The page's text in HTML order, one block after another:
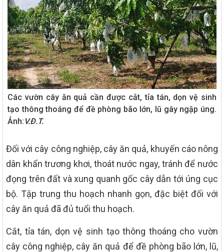
Các vườn cây ăn quả cần được cắt, tỉa tán, dọn vệ sinh
tạo thông thoáng để đề phòng bão lớn, lũ gây ngập úng.
Ảnh: V.Đ.T.
Đối với cây công nghiệp, cây ăn quả, khuyến cáo nông
dân khẩn trương khơi, thoát nước ngay, tránh để nước
đọng trên đất và xung quanh gốc cây dẫn tới úng cục
bộ. Tập trung thu hoạch nhanh gọn, đặc biệt đối với
cây ăn quả đã đủ tuổi thu hoạch.
Cắt, tỉa tán, dọn vệ sinh tạo thông thoáng cho vườn
cây công nghiệp, cây ăn quả để đề phòng bão lớn, lũ,